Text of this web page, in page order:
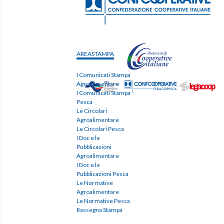
AREASTAMPA
I Comunicati Stampa
Agroalimentare
I Comunicati Stampa
Pesca
Le Circolari
Agroalimentare
Le Circolari Pesca
I Doc e le
Pubblicazioni
Agroalimentare
I Doc e le
Pubblicazioni Pesca
Le Normative
Agroalimentare
Le Normative Pesca
Rassegna Stampa